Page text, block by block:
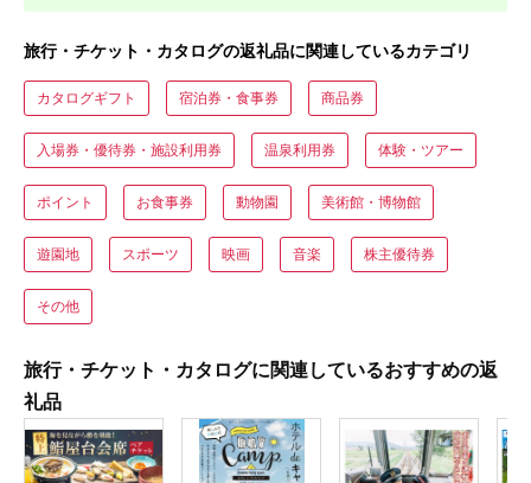
旅行・チケット・カタログの返礼品に関連しているカテゴリ
カタログギフト 宿泊券・食事券 商品券
入場券・優待券・施設利用券 温泉利用券 体験・ツアー
ポイント お食事券 動物園 美術館・博物館
遊園地 スポーツ 映画 音楽 株主優待券
その他
旅行・チケット・カタログに関連しているおすすめの返
礼品